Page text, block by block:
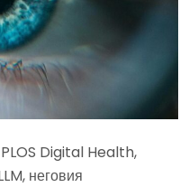
PLOS Digital Health,
неговия